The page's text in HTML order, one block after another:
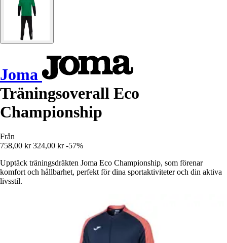
Joma
Träningsoverall Eco
Championship
Från
758,00 kr 324,00 kr -57%
Upptäck träningsdräkten Joma Eco Championship, som förenar
komfort och hållbarhet, perfekt för dina sportaktiviteter och din aktiva
livsstil.